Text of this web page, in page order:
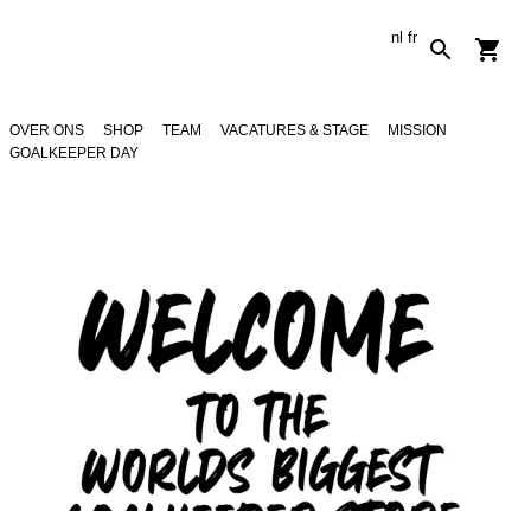
nl fr
OVER ONS SHOP TEAM VACATURES & STAGE
MISSION
GOALKEEPER DAY